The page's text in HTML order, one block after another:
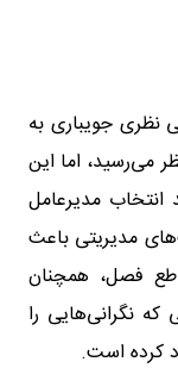
جویباری به
می‌رسید، اما این
انتخاب مدیرعامل
مدیریتی باعث
فصل، همچنان
نگرانی‌هایی را
کرده است.